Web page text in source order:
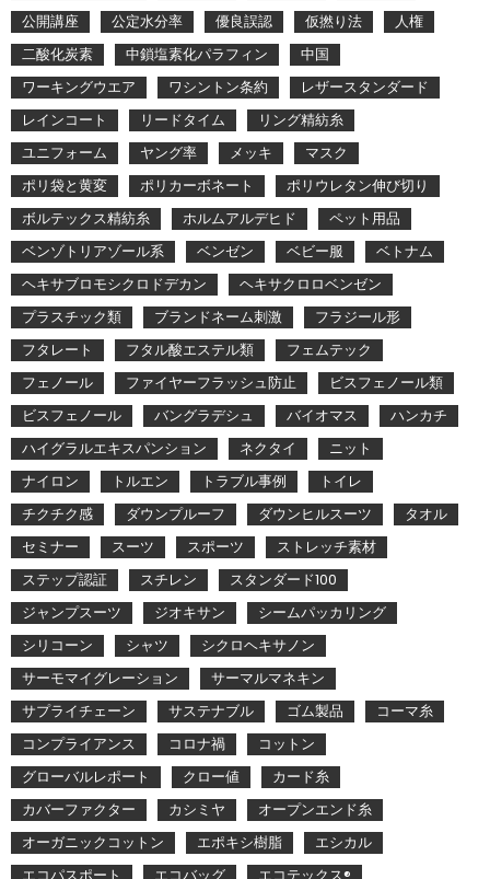
公開講座
公定水分率 優良誤認 仮撚り法
人権
二酸化炭素
中鎖塩素化パラフィン
中国
ワーキングウエア
ワシントン条約
レザースタンダード
レインコート
リードタイム
リング精紡糸
ユニフォーム
ヤング率 メッキ
マスク
ポリ袋と黄変
ポリカーボネート
ポリウレタン伸び切り
ボルテックス精紡糸
ホルムアルデヒド
ペット用品
ベンゾトリアゾール系
ベンゼン ベビー服
ベトナム
ヘキサブロモシクロドデカン
ヘキサクロロベンゼン
プラスチック類
ブランドネーム刺激
フラジール形
フタレート
フタル酸エステル類
フェムテック
フェノール
ファイヤーフラッシュ防止
ビスフェノール類
ビスフェノール
バングラデシュ バイオマス
ハンカチ
ハイグラルエキスパンション
ネクタイ
ニット
ナイロン
トルエン トラブル事例
トイレ
チクチク感
ダウンプルーフ ダウンヒルスーツ
タオル
セミナー
スーツ スポーツ
ストレッチ素材
ステップ認証
スチレン
スタンダード100
ジャンプスーツ
ジオキサン
シームパッカリング
シリコーン
シャツ
シクロヘキサノン
サーモマイグレーション
サーマルマネキン
サプライチェーン
サステナブル ゴム製品
コーマ糸
コンプライアンス
コロナ禍
コットン
グローバルレポート
クロー値
カード糸
カバーファクター
カシミヤ
オープンエンド糸
オーガニックコットン
エポキシ樹脂
エシカル